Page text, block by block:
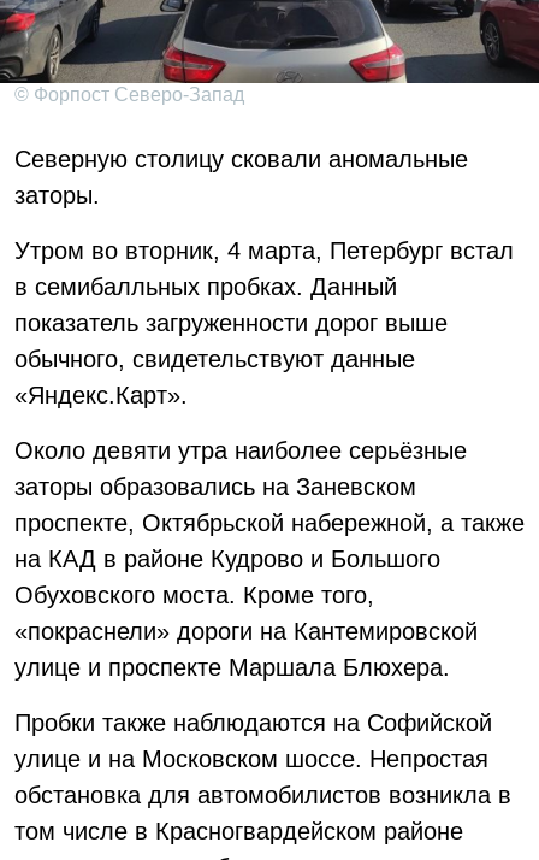
© Форпост Северо-Запад
Северную столицу сковали аномальные
заторы.
Утром во вторник, 4 марта, Петербург встал
в семибалльных пробках. Данный
показатель загруженности дорог выше
обычного, свидетельствуют данные
«Яндекс.Карт».
Около девяти утра наиболее серьёзные
заторы образовались на Заневском
проспекте, Октябрьской набережной, а также
на КАД в районе Кудрово и Большого
Обуховского моста. Кроме того,
«покраснели» дороги на Кантемировской
улице и проспекте Маршала Блюхера.
Пробки также наблюдаются на Софийской
улице и на Московском шоссе. Непростая
обстановка для автомобилистов возникла в
том числе в Красногвардейском районе